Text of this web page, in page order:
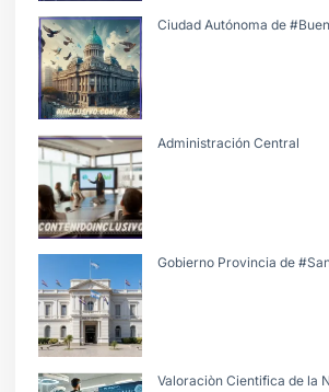
Ciudad Autónoma de
Administración Central
Gobierno Provincia de
Valoraciòn Cientifica de la